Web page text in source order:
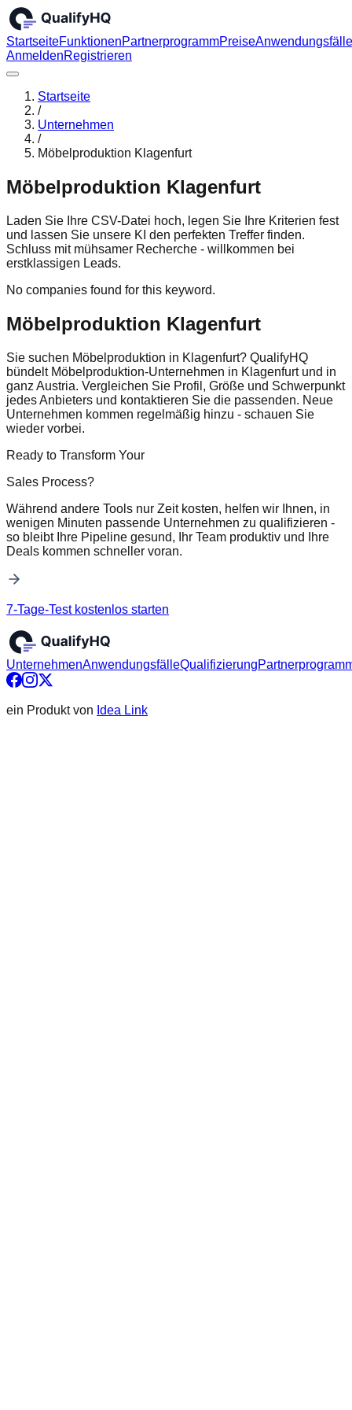
StartseiteFunktionenPartnerprogrammPreiseAnwendungsfälle
AnmeldenRegistrieren
Startseite
/
Unternehmen
/
Möbelproduktion Klagenfurt
Möbelproduktion Klagenfurt
Laden Sie Ihre CSV-Datei hoch, legen Sie Ihre Kriterien fest
und lassen Sie unsere KI den perfekten Treffer finden.
Schluss mit mühsamer Recherche - willkommen bei
erstklassigen Leads.
No companies found for this keyword.
Möbelproduktion Klagenfurt
Sie suchen Möbelproduktion in Klagenfurt? QualifyHQ
bündelt Möbelproduktion-Unternehmen in Klagenfurt und in
ganz Austria. Vergleichen Sie Profil, Größe und Schwerpunkt
jedes Anbieters und kontaktieren Sie die passenden. Neue
Unternehmen kommen regelmäßig hinzu - schauen Sie
wieder vorbei.
Ready to Transform Your
Sales Process?
Während andere Tools nur Zeit kosten, helfen wir Ihnen, in
wenigen Minuten passende Unternehmen zu qualifizieren -
so bleibt Ihre Pipeline gesund, Ihr Team produktiv und Ihre
Deals kommen schneller voran.
7-Tage-Test kostenlos starten
UnternehmenAnwendungsfälleQualifizierung
ein Produkt von Idea Link